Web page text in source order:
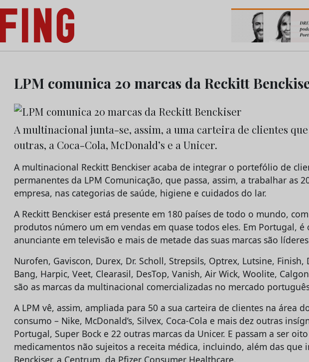
sobre os negócios do Marketing e da Publicidade
LPM comunica 20 marcas da Reckitt
A multinacional junta-se, assim, a uma carteira de clientes
outras, a Coca-Cola, McDonald’s e a Unicer.
A multinacional Reckitt Benckiser acaba de integrar o portefólio de
permanentes da LPM Comunicação, que passa, assim, a trabalhar as
empresa, nas categorias de saúde, higiene e cuidados do lar.
A Reckitt Benckiser está presente em 180 países de todo o mundo,
produtos número um em vendas em quase todos eles. Em Portugal, é
anunciante em televisão e mais de metade das suas marcas são
Nurofen, Gaviscon, Durex, Dr. Scholl, Strepsils, Optrex, Lutsine,
Bang, Harpic, Veet, Clearasil, DesTop, Vanish, Air Wick, Woolite,
são as marcas da multinacional comercializadas no mercado
A LPM vê, assim, ampliada para 50 a sua carteira de clientes na área
consumo – Nike, McDonald’s, Silvex, Coca-Cola e mais dez outras
Portugal, Super Bock e 22 outras marcas da Unicer. E passam a ser
medicamentos não sujeitos a receita médica, incluindo, além das que
Benckiser, a Centrum, da Pfizer Consumer Healthcare.